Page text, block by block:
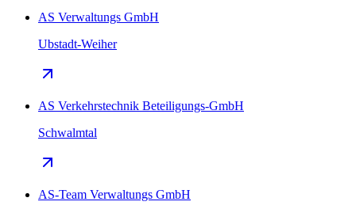
AS Verwaltungs GmbH
Ubstadt-Weiher
AS Verkehrstechnik Beteiligungs-GmbH
Schwalmtal
AS-Team Verwaltungs GmbH